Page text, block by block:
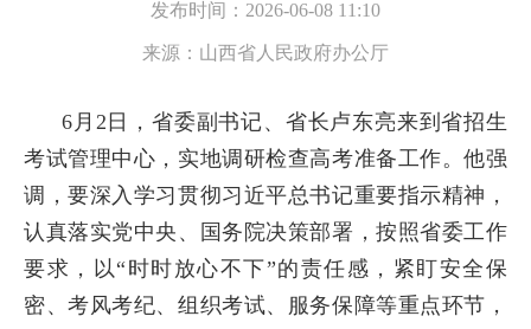
发布时间： 2026-06-08 11:10
来源： 山西省人民政府办公厅
6月2日，省委副书记、省长卢东亮来到省招生
考试管理中心，实地调研检查高考准备工作。他强
调，要深入学习贯彻习近平总书记重要指示精神，
认真落实党中央、国务院决策部署，按照省委工作
要求，以“时时放心不下”的责任感，紧盯安全保
密、考风考纪、组织考试、服务保障等重点环节，